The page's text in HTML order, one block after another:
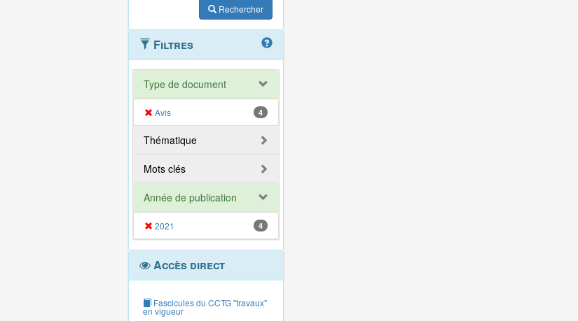
Rechercher
Filtres
Type de document
Avis 4
Thématique
Mots clés
Année de publication
2021 4
Accès direct
Fascicules du CCTG "travaux"
en vigueur